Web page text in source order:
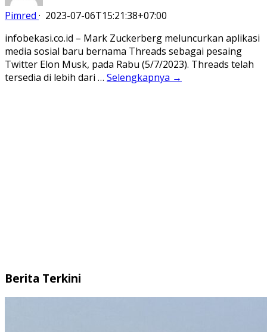
Pimred · 2023-07-06T15:21:38+07:00
infobekasi.co.id – Mark Zuckerberg meluncurkan aplikasi
media sosial baru bernama Threads sebagai pesaing
Twitter Elon Musk, pada Rabu (5/7/2023). Threads telah
tersedia di lebih dari … Selengkapnya →
Berita Terkini